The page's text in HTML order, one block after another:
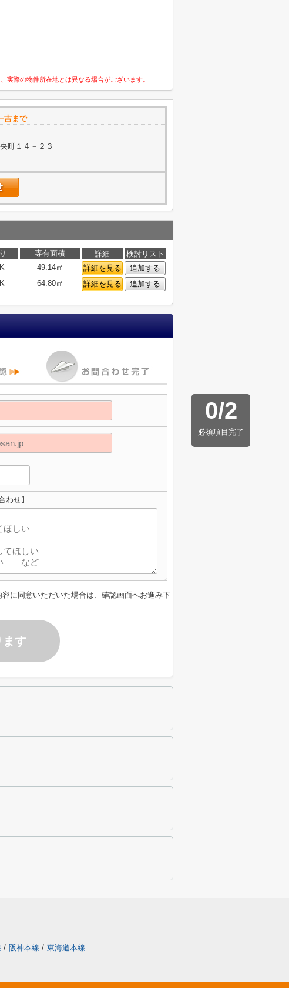
際の物件所在地とは異なる場合がございます。
吉まで
町１４－２３
専有面積 詳細
検討リスト
49.14㎡ 詳細を見る
追加する
64.80㎡ 詳細を見る 追加する
0/2
必須項目完了
わせ】
に同意いただいた場合は、確認画面へお進み下
ます
/ 阪神本線 / 東海道本線